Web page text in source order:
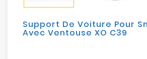
Loisirs
Support De Voiture Pour
Avec Ventouse XO C39